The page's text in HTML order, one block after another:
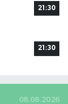
21:30
21:30
08.08.2026